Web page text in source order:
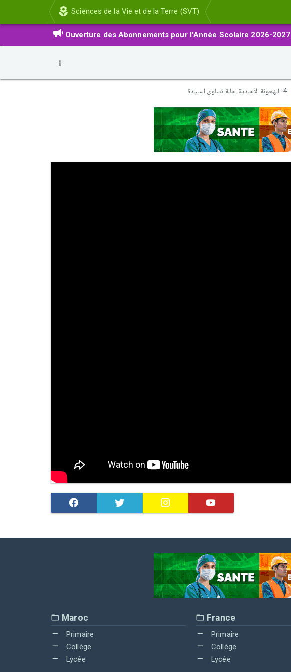
Sciences de la Vie et de la Terre (SVT)
Ouverture des Abonnements pour l'Année Scolaire 2026-2027
4- الهجونة الأحادية: حالة تساوي السيادة
Maroc
Primaire
Collège
Lycée
France
Primaire
Collège
Lycée